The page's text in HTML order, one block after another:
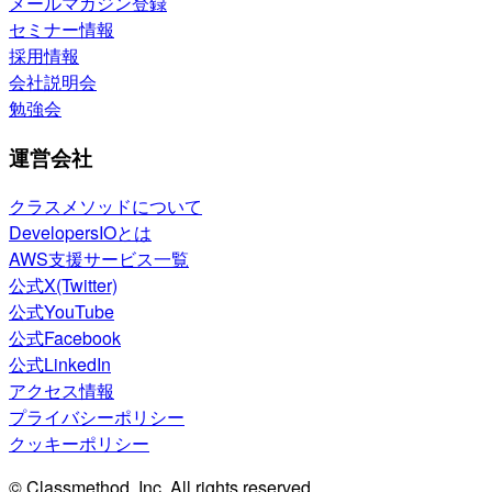
セミナー情報
採用情報
会社説明会
勉強会
運営会社
クラスメソッドについて
DevelopersIOとは
AWS支援サービス一覧
公式X(Twitter)
公式YouTube
公式Facebook
公式LinkedIn
アクセス情報
プライバシーポリシー
クッキーポリシー